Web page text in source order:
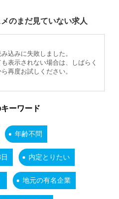
のまだ見ていない求人
込みに失敗しました。
表示されない場合は、しばらく
再度お試しください。
ーワード
年齢不問
内定とりたい
地元の有名企業